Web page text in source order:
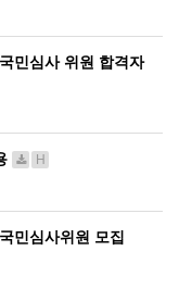
민심사 위원 합격자
H
민심사위원 모집